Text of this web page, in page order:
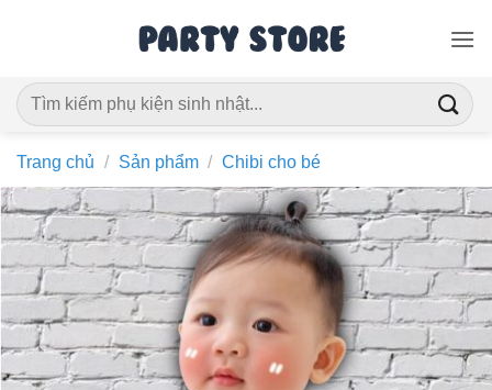
dung
Tìm
kiếm:
Trang chủ / Sản phẩm / Chibi cho bé